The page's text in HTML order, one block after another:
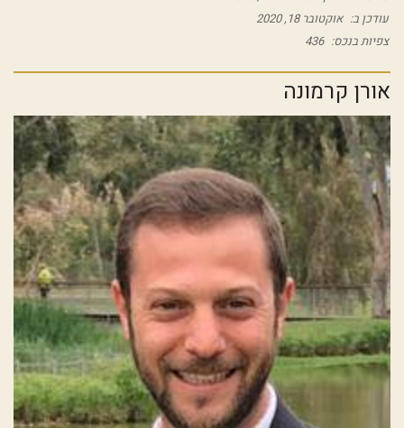
עודכן ב: אוקטובר 18, 2020
צפיות בנכס: 436
אורן קרמונה